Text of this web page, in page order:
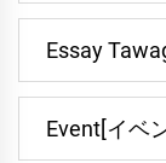
Essay
Event[イベ